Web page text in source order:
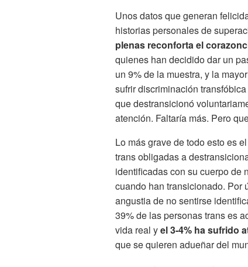
Unos datos que generan
historias personales de
plenas reconforta el
quienes han decidido dar un
un 9% de la muestra, y la
sufrir discriminación
que destransicionó
atención. Faltaría más. Pero
Lo más grave de todo esto es
trans obligadas a
identificadas con su cuerpo de
cuando han transicionado. Por
angustia de no sentirse
39% de las personas trans es
vida real yel 3-4% ha sufrido
que se quieren adueñar del